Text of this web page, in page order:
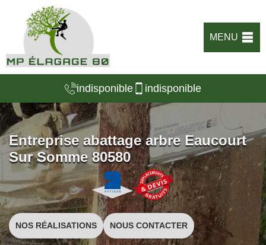
MENU
indisponible indisponible
Entreprise abattage arbre Eaucourt
Sur Somme 80580
NOS RÉALISATIONS NOUS CONTACTER